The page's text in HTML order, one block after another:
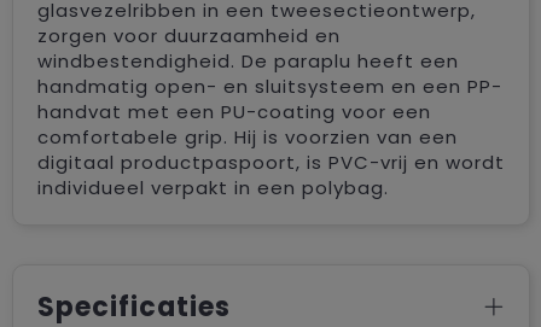
glasvezelribben in een tweesectieontwerp,
zorgen voor duurzaamheid en
windbestendigheid. De paraplu heeft een
handmatig open- en sluitsysteem en een PP-
handvat met een PU-coating voor een
comfortabele grip. Hij is voorzien van een
digitaal productpaspoort, is PVC-vrij en wordt
individueel verpakt in een polybag.
Specificaties